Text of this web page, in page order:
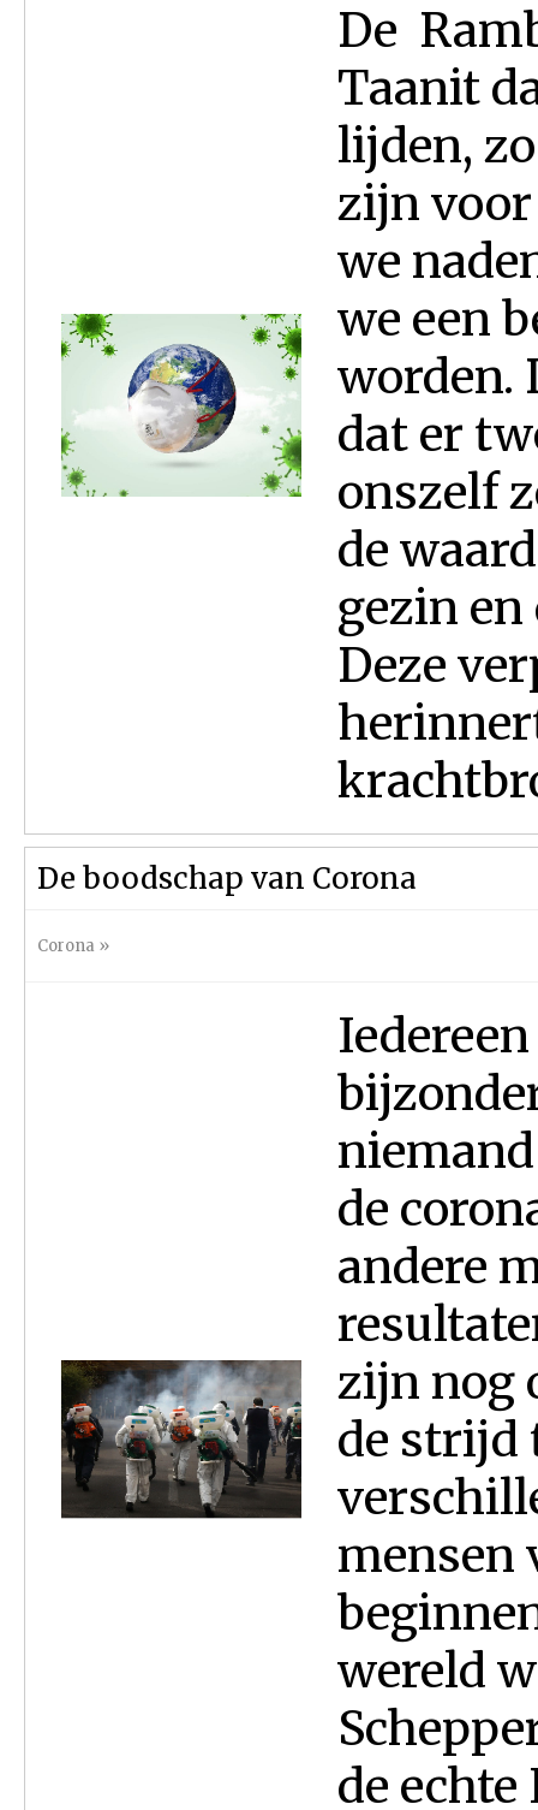
De
Taanit
lijden,
zijn voor
we
we een
worden.
dat er
onszelf
de
gezin
Deze
De boodschap van Corona
Corona »
de
andere
zijn nog
de strijd
mensen
wereld
de echte